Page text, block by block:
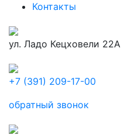
Контакты
ул. Ладо Кецховели 22А
+7 (391) 209-17-00
обратный звонок